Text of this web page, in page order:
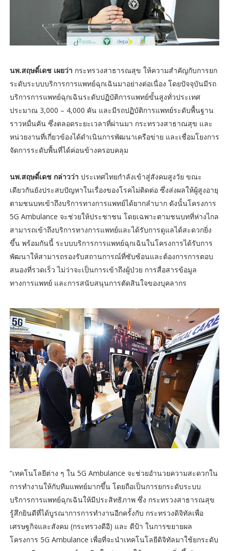
นพ.สฤษดิ์เดช เผยว่า กระทรวงสาธารณสุข ให้ความสำคัญกับการยก
ระดับระบบบริการการแพทย์ฉุกเฉินมาอย่างต่อเนื่อง โดยปัจจุบันมีรถ
บริการการแพทย์ฉุกเฉินระดับปฏิบัติการแพทย์ขั้นสูงทั่วประเทศ
ประมาณ 3,000 – 4,000 คัน และมีรถปฏิบัติการแพทย์ระดับพื้นฐาน
ราวหมื่นคัน ซึ่งตลอดระยะเวลาที่ผ่านมา กระทรวงสาธาณสุข และ
หน่วยงานที่เกี่ยวข้องได้ดำเนินการพัฒนาเครือข่าย และเชื่อมโยงการ
จัดการระดับพื้นที่ได้ค่อนข้างครอบคลุม
นพ.สฤษดิ์เดช กล่าวว่า ประเทศไทยกำลังเข้าสู่สังคมสูงวัย ขณะ
เดียวกันยังประสบปัญหาในเรื่องของโรคไม่ติดต่อ ซึ่งส่งผลให้ผู้สูงอายุ
ตามชนบทเข้าถึงบริการทางการแพทย์ได้ยากลำบาก ดังนั้นโครงการ
5G Ambulance จะช่วยให้ประชาชน โดยเฉพาะตามชนบทที่ห่างไกล
สามารถเข้าถึงบริการทางการแพทย์และได้รับการดูแลได้สะดวกยิ่ง
ขึ้น พร้อมกันนี้ ระบบบริการการแพทย์ฉุกเฉินในโครงการได้รับการ
พัฒนาให้สามารถรองรับสถานการณ์ที่ซับซ้อนและต้องการการตอบ
สนองที่รวดเร็ว ไม่ว่าจะเป็นการเข้าถึงผู้ป่วย การสื่อสารข้อมูล
ทางการแพทย์ และการสนับสนุนการตัดสินใจของบุคลากร
“เทคโนโลยีต่าง ๆ ใน 5G Ambulance จะช่วยอำนวยความสะดวกใน
การทำงานให้กับทีมแพทย์มากขึ้น โดยถือเป็นการยกระดับระบบ
บริการการแพทย์ฉุกเฉินให้มีประสิทธิภาพ ซึ่ง กระทรวงสาธารณสุข
รู้สึกยินดีที่ได้บูรณาการการทำงานอีกครั้งกับ กระทรวงดิจิทัลเพื่อ
เศรษฐกิจและสังคม (กระทรวงดีอี) และ ดีป้า ในการขยายผล
โครงการ 5G Ambulance เพื่อที่จะนำเทคโนโลยีดิจิทัลมาใช้ยกระดับ